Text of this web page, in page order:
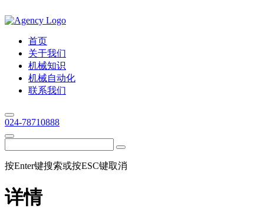
首页
关于我们
机械知识
机械自动化
联系我们
024-78710888
按Enter键搜索或按ESC键取消
详情